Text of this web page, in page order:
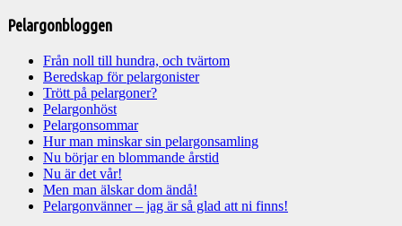
Pelargonbloggen
Från noll till hundra, och tvärtom
Beredskap för pelargonister
Trött på pelargoner?
Pelargonhöst
Pelargonsommar
Hur man minskar sin pelargonsamling
Nu börjar en blommande årstid
Nu är det vår!
Men man älskar dom ändå!
Pelargonvänner – jag är så glad att ni finns!